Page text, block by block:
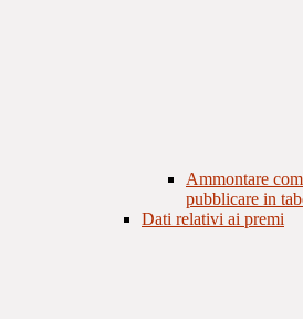
Ammontare
pubblicare in
Dati relativi ai premi